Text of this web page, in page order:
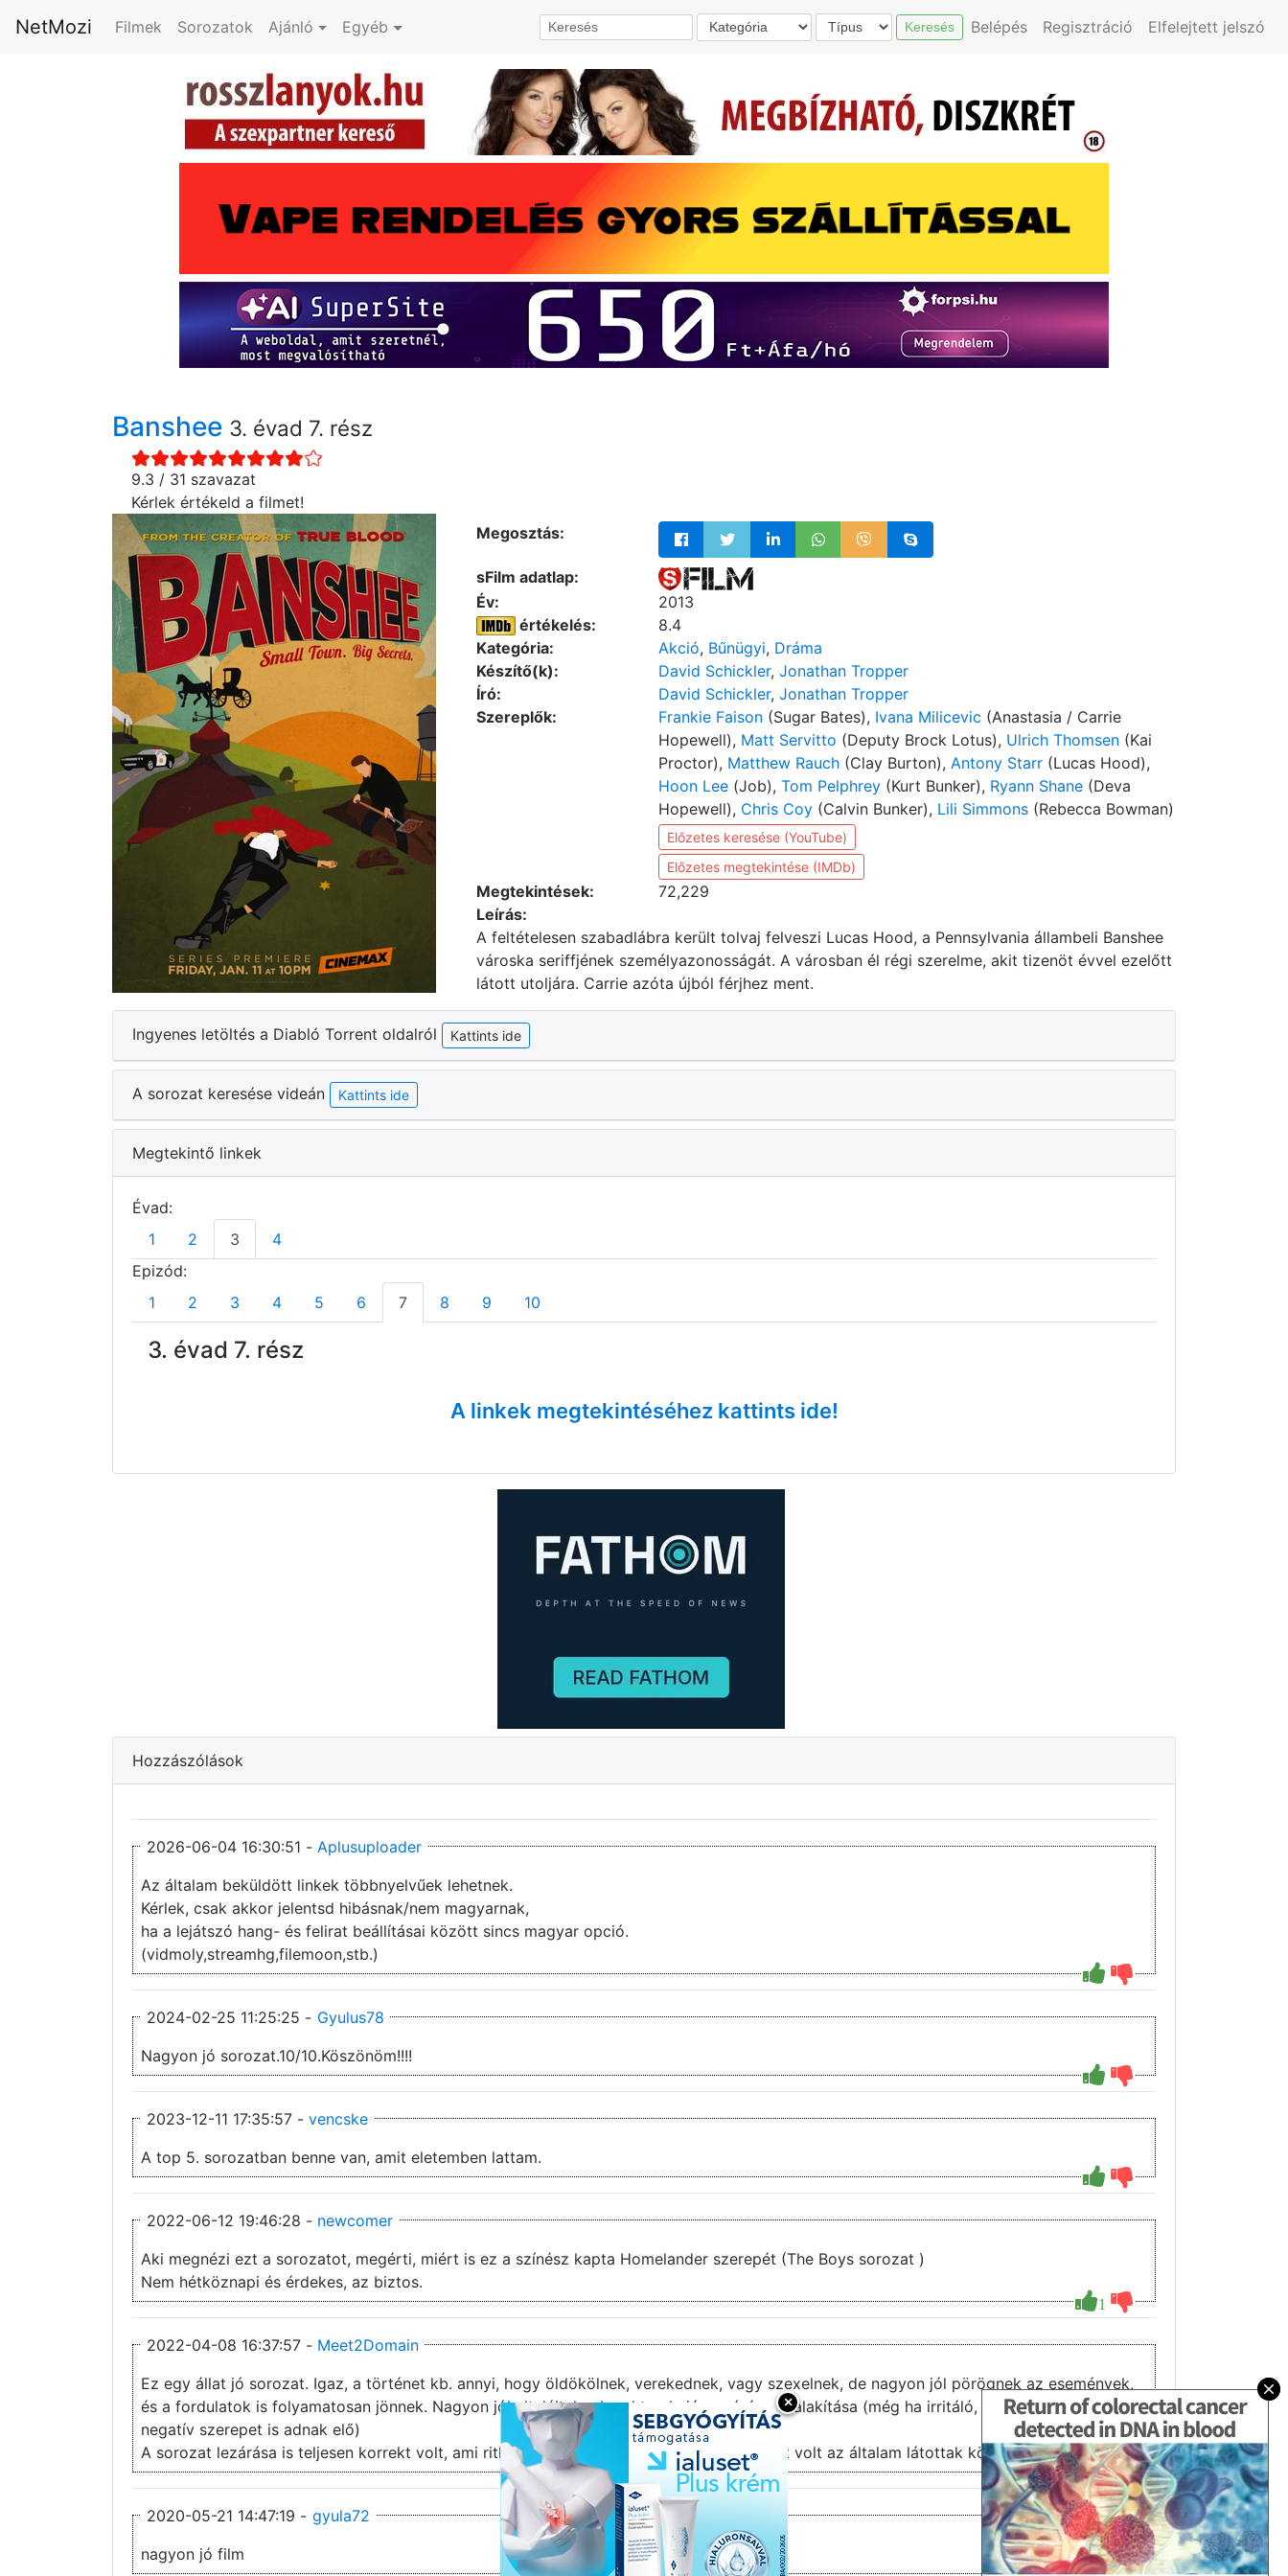
×
NetMozi Filmek Sorozatok Ajánló Egyéb Keresés Belépés Regisztráció Elfelejtett jelszó
Banshee 3. évad 7. rész
9.3 / 31 szavazat
Kérlek értékeld a filmet!
Megosztás:
sFilm adatlap:
Év:
2013
értékelés:
8.4
Kategória:
Akció, Bűnügyi, Dráma
Készítő(k):
David Schickler, Jonathan Tropper
Író:
David Schickler, Jonathan Tropper
Szereplők:
Frankie Faison (Sugar Bates), Ivana Milicevic (Anastasia / Carrie
Hopewell), Matt Servitto (Deputy Brock Lotus), Ulrich Thomsen (Kai
Proctor), Matthew Rauch (Clay Burton), Antony Starr (Lucas Hood),
Hoon Lee (Job), Tom Pelphrey (Kurt Bunker), Ryann Shane (Deva
Hopewell), Chris Coy (Calvin Bunker), Lili Simmons (Rebecca Bowman)
Előzetes keresése (YouTube)
Előzetes megtekintése (IMDb)
Megtekintések:
72,229
Leírás:
A feltételesen szabadlábra került tolvaj felveszi Lucas Hood, a Pennsylvania állambeli Banshee
városka seriffjének személyazonosságát. A városban él régi szerelme, akit tizenöt évvel ezelőtt
látott utoljára. Carrie azóta újból férjhez ment.
Ingyenes letöltés a Diabló Torrent oldalról Kattints ide
A sorozat keresése videán Kattints ide
Megtekintő linkek
Évad:
1
2 3
4
Epizód:
1
2 3 4 5 6 7 8 9 10
3. évad 7. rész
A linkek megtekintéséhez kattints ide!
Hozzászólások
2026-06-04 16:30:51 - Aplusuploader
Az általam beküldött linkek többnyelvűek lehetnek.
Kérlek, csak akkor jelentsd hibásnak/nem magyarnak,
ha a lejátszó hang- és felirat beállításai között sincs magyar opció.
(vidmoly,streamhg,filemoon,stb.)
2024-02-25 11:25:25 - Gyulus78
Nagyon jó sorozat.10/10.Köszönöm!!!!
2023-12-11 17:35:57 - vencske
A top 5. sorozatban benne van, amit eletemben lattam.
2022-06-12 19:46:28 - newcomer
1
Aki megnézi ezt a sorozatot, megérti, miért is ez a színész kapta Homelander szerepét (The Boys sorozat )
Nem hétköznapi és érdekes, az biztos.
2022-04-08 16:37:57 - Meet2Domain
2 1
Ez egy állat jó sorozat. Igaz, a történet kb. annyi, hogy öldökölnek, verekednek, vagy szexelnek, de nagyon jól pörögnek az események,
és a fordulatok is folyamatosan jönnek. Nagyon jól eltaláltak a karakterek, jó a színészek alakítása (még ha irritáló, idegesítő, vagy
negatív szerepet is adnak elő)
A sorozat lezárása is teljesen korrekt volt, ami ritkaság manapság. Egyik legjobb sorozat volt az általam látottak közül.
2020-05-21 14:47:19 - gyula72
nagyon jó film